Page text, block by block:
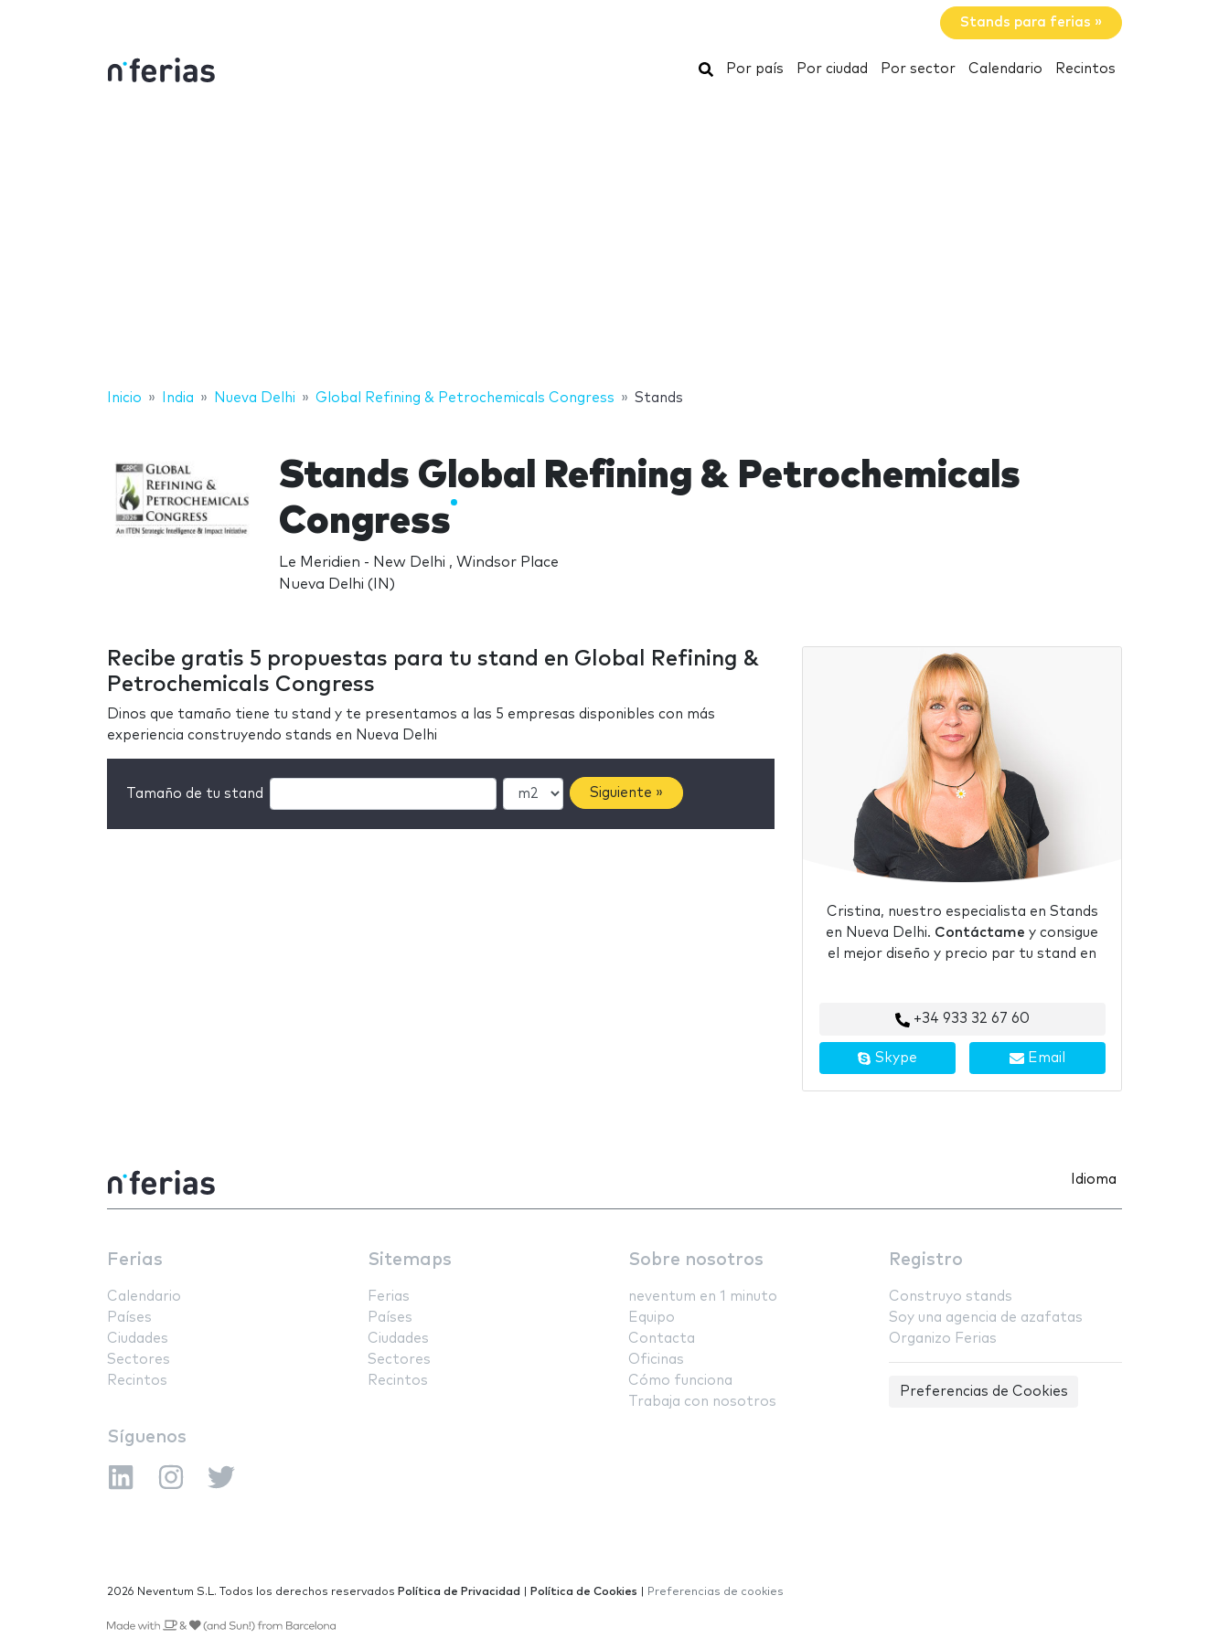
Stands para ferias »
Buscar
Por país Por ciudad Por sector Calendario Recintos
Inicio India Nueva Delhi Global Refining & Petrochemicals Congress Stands
Stands Global Refining & Petrochemicals
Congress
Le Meridien - New Delhi , Windsor Place
Nueva Delhi (IN)
Recibe gratis 5 propuestas para tu stand en Global Refining &
Petrochemicals Congress
Dinos que tamaño tiene tu stand y te presentamos a las 5 empresas disponibles con más
experiencia construyendo stands en Nueva Delhi
Tamaño de tu stand Siguiente »
Cristina, nuestro especialista en Stands
en Nueva Delhi. Contáctame y consigue
el mejor diseño y precio par tu stand en
+34 933 32 67 60
Skype Email
Idioma
Ferias
Calendario
Países
Ciudades
Sectores
Recintos
Sitemaps
Ferias
Países
Ciudades
Sectores
Recintos
Sobre nosotros
neventum en 1 minuto
Equipo
Contacta
Oficinas
Cómo funciona
Trabaja con nosotros
Registro
Construyo stands
Soy una agencia de azafatas
Organizo Ferias
Preferencias de Cookies
Síguenos
2026 Neventum S.L. Todos los derechos reservados Política de Privacidad Política de Cookies Preferencias de cookies